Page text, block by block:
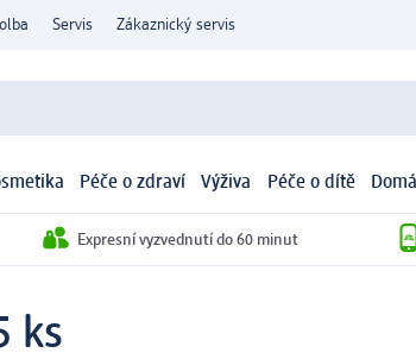
Servis Zákaznický servis
Péče o zdraví Výživa Péče o dítě
Expresní vyzvednutí do 60 minut
ks